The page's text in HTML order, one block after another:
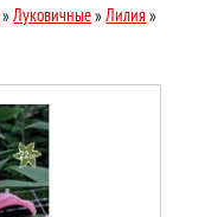
» Луковичные» Лилия »